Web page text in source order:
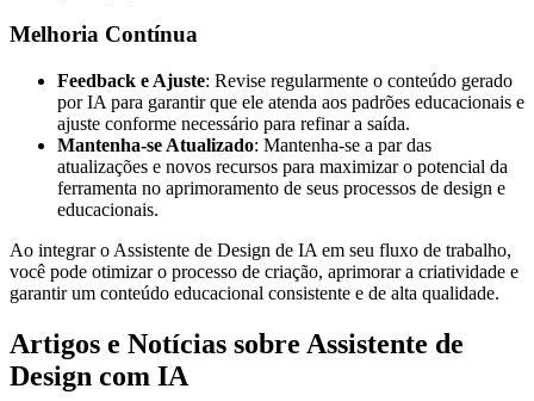
Melhoria Contínua
Feedback e Ajuste: Revise regularmente o conteúdo gerado
por IA para garantir que ele atenda aos padrões educacionais e
ajuste conforme necessário para refinar a saída.
Mantenha-se Atualizado: Mantenha-se a par das
atualizações e novos recursos para maximizar o potencial da
ferramenta no aprimoramento de seus processos de design e
educacionais.
Ao integrar o Assistente de Design de IA em seu fluxo de trabalho,
você pode otimizar o processo de criação, aprimorar a criatividade e
garantir um conteúdo educacional consistente e de alta qualidade.
Artigos e Notícias sobre Assistente de
Design com IA